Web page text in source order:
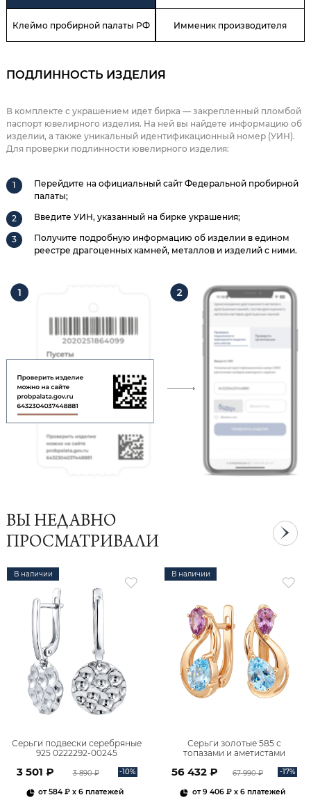
Клеймо пробирной палаты РФ Имменик производителя
ПОДЛИННОСТЬ ИЗДЕЛИЯ
В комплекте с украшением идет бирка — закрепленный пломбой
паспорт ювелирного изделия. На ней вы найдете информацию об
изделии, а также уникальный идентификационный номер (УИН).
Для проверки подлинности ювелирного изделия:
Перейдите на официальный сайт Федеральной пробирной
палаты;
Введите УИН, указанный на бирке украшения;
Получите подробную информацию об изделии в едином
реестре драгоценных камней, металлов и изделий с ними.
ВЫ НЕДАВНО
ПРОСМАТРИВАЛИ
В наличии
Серьги подвески серебряные
925 0222292-00245
3 501 ₽ 3 890 ₽ -10%
от584 ₽ x 6 платежей
В наличии
Серьги золотые 585 с
топазами и аметистами
56 432 ₽ 67 990 ₽ -17%
от9 406 ₽x 6 платежей